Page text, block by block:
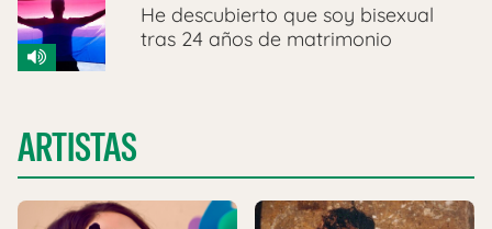
He descubierto que soy bisexual
tras 24 años de matrimonio
ARTISTAS